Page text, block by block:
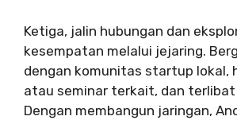
Ketiga, jalin hubungan dan
kesempatan melalui jejaring.
dengan komunitas startup lokal,
atau seminar terkait, dan terlibat
Dengan membangun jaringan,